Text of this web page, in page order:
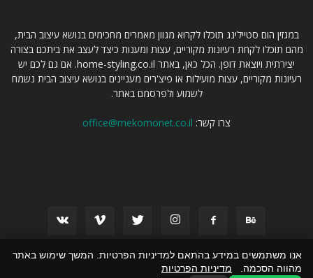
במגזין הום סטיילינג תוכלו לקרוא מגוון מאמרים מחכימים בנושא עיצוב הבית,
מהם תוכלו לקחת רעיונות מקוריים, עצות ומענות כיצד לעצב את ביתכם בצורה
יצירתית ויוצאת דופן. הכל כאן, באתר home-styling.co.il. אם גם לכם יש
רעיונות מקוריים, עצות מועילות או פיצ'רים מעניינים בנושא עיצוב הבית נשמח
לשמוע ולפרסמם באתר.
צרו קשר: office@mekomonet.co.il
פרסום תוכן שיווקי מחפשים כותבים
אנו משתמשים במידע בהתאם למדיניות הפרטיות. המשך שימוש באתר
מהווה הסכמה. מדיניות הפרטיות